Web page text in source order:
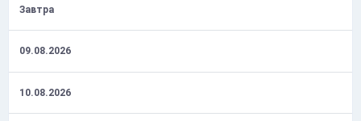
Завтра
09.08.2026
10.08.2026